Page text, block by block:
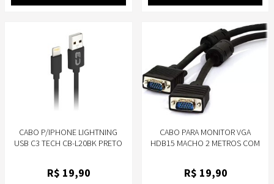
CABO P/IPHONE LIGHTNING
USB C3 TECH CB-L20BK PRETO
R$ 19,90
CABO PARA MONITOR VGA
HDB15 MACHO 2 METROS COM
R$ 19,90